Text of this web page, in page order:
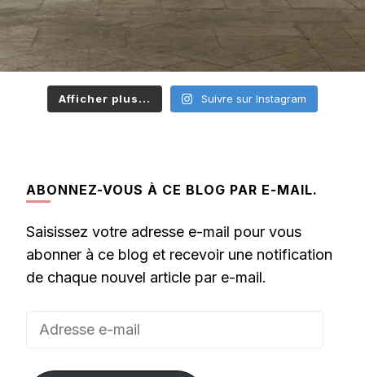
Afficher plus... Suivre sur Instagram
ABONNEZ-VOUS À CE BLOG PAR E-MAIL.
Saisissez votre adresse e-mail pour vous
abonner à ce blog et recevoir une notification
de chaque nouvel article par e-mail.
Adresse
mail